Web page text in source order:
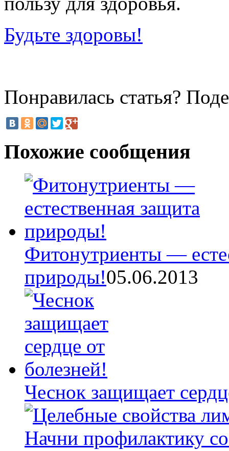
Будьте здоровы!
Понравилась статья?
Похожие сообщения
Фитонутриенты —
природы!05.06.2013
Чеснок защищает